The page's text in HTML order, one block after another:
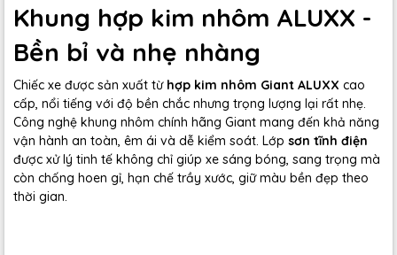
Khung hợp kim nhôm ALUXX -
Bền bỉ và nhẹ nhàng
Chiếc xe được sản xuất từ hợp kim nhôm Giant ALUXX cao
cấp, nổi tiếng với độ bền chắc nhưng trọng lượng lại rất nhẹ.
Công nghệ khung nhôm chính hãng Giant mang đến khả năng
vận hành an toàn, êm ái và dễ kiểm soát. Lớp sơn tĩnh điện
được xử lý tinh tế không chỉ giúp xe sáng bóng, sang trọng mà
còn chống hoen gỉ, hạn chế trầy xước, giữ màu bền đẹp theo
thời gian.